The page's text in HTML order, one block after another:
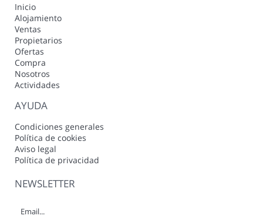
Inicio
Alojamiento
Ventas
Propietarios
Ofertas
Compra
Nosotros
Actividades
AYUDA
Condiciones generales
Política de cookies
Aviso legal
Política de privacidad
NEWSLETTER